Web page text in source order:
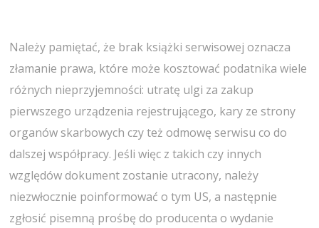
Należy pamiętać, że brak książki serwisowej oznacza
złamanie prawa, które może kosztować podatnika wiele
różnych nieprzyjemności: utratę ulgi za zakup
pierwszego urządzenia rejestrującego, kary ze strony
organów skarbowych czy też odmowę serwisu co do
dalszej współpracy. Jeśli więc z takich czy innych
względów dokument zostanie utracony, należy
niezwłocznie poinformować o tym US, a następnie
zgłosić pisemną prośbę do producenta o wydanie